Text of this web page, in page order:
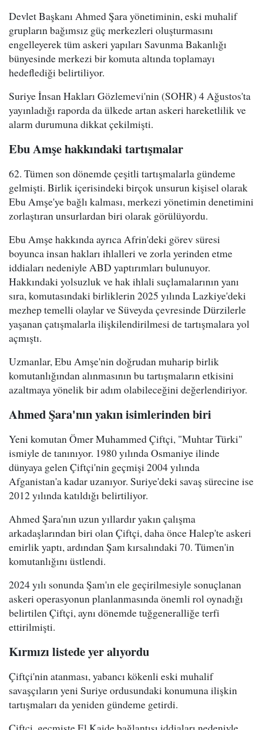
Devlet Başkanı Ahmed Şara yönetiminin, eski muhalif
grupların bağımsız güç merkezleri oluşturmasını
engelleyerek tüm askeri yapıları Savunma Bakanlığı
bünyesinde merkezi bir komuta altında toplamayı
hedeflediği belirtiliyor.
Suriye İnsan Hakları Gözlemevi'nin (SOHR) 4 Ağustos'ta
yayınladığı raporda da ülkede artan askeri hareketlilik ve
alarm durumuna dikkat çekilmişti.
Ebu Amşe hakkındaki tartışmalar
62. Tümen son dönemde çeşitli tartışmalarla gündeme
gelmişti. Birlik içerisindeki birçok unsurun kişisel olarak
Ebu Amşe'ye bağlı kalması, merkezi yönetimin denetimini
zorlaştıran unsurlardan biri olarak görülüyordu.
Ebu Amşe hakkında ayrıca Afrin'deki görev süresi
boyunca insan hakları ihlalleri ve zorla yerinden etme
iddiaları nedeniyle ABD yaptırımları bulunuyor.
Hakkındaki yolsuzluk ve hak ihlali suçlamalarının yanı
sıra, komutasındaki birliklerin 2025 yılında Lazkiye'deki
mezhep temelli olaylar ve Süveyda çevresinde Dürzilerle
yaşanan çatışmalarla ilişkilendirilmesi de tartışmalara yol
açmıştı.
Uzmanlar, Ebu Amşe'nin doğrudan muharip birlik
komutanlığından alınmasının bu tartışmaların etkisini
azaltmaya yönelik bir adım olabileceğini değerlendiriyor.
Ahmed Şara'nın yakın isimlerinden biri
Yeni komutan Ömer Muhammed Çiftçi, "Muhtar Türki"
ismiyle de tanınıyor. 1980 yılında Osmaniye ilinde
dünyaya gelen Çiftçi'nin geçmişi 2004 yılında
Afganistan'a kadar uzanıyor. Suriye'deki savaş sürecine ise
2012 yılında katıldığı belirtiliyor.
Ahmed Şara'nın uzun yıllardır yakın çalışma
arkadaşlarından biri olan Çiftçi, daha önce Halep'te askeri
emirlik yaptı, ardından Şam kırsalındaki 70. Tümen'in
komutanlığını üstlendi.
2024 yılı sonunda Şam'ın ele geçirilmesiyle sonuçlanan
askeri operasyonun planlanmasında önemli rol oynadığı
belirtilen Çiftçi, aynı dönemde tuğgeneralliğe terfi
ettirilmişti.
Kırmızı listede yer alıyordu
Çiftçi'nin atanması, yabancı kökenli eski muhalif
savaşçıların yeni Suriye ordusundaki konumuna ilişkin
tartışmaları da yeniden gündeme getirdi.